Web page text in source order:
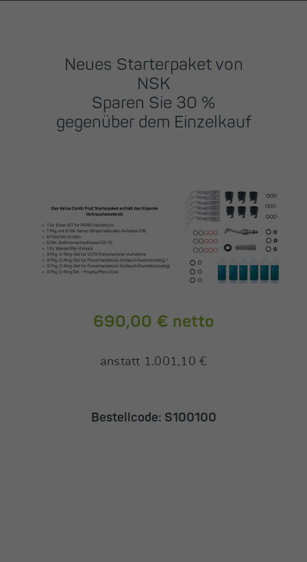
Neues Starterpaket von
NSK
Sparen Sie 30 %
gegenüber dem Einzelkauf
690,00 € netto
anstatt 1.001,10 €
Bestellcode: S100100